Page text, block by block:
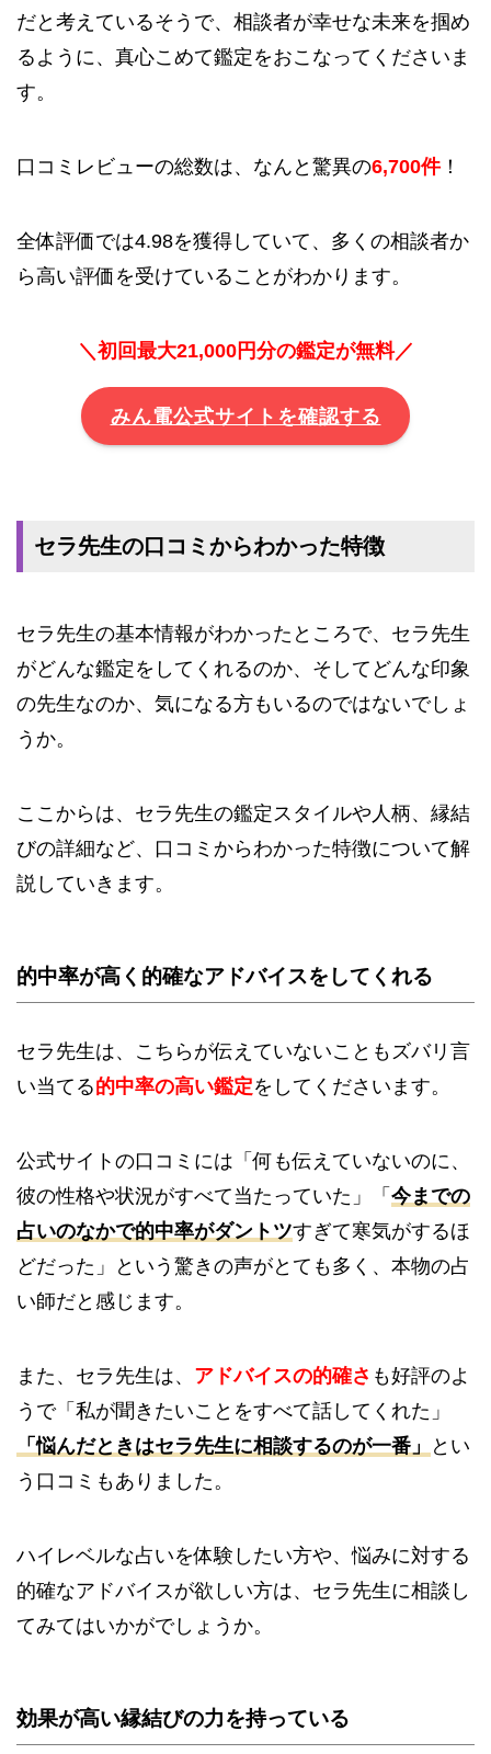
だと考えているそうで、相談者が幸せな未来を掴め
るように、真心こめて鑑定をおこなってくださいま
す。
口コミレビューの総数は、なんと驚異の6,700件！
全体評価では4.98を獲得していて、多くの相談者か
ら高い評価を受けていることがわかります。
＼初回最大21,000円分の鑑定が無料／
みん電公式サイトを確認する
セラ先生の口コミからわかった特徴
セラ先生の基本情報がわかったところで、セラ先生
がどんな鑑定をしてくれるのか、そしてどんな印象
の先生なのか、気になる方もいるのではないでしょ
うか。
ここからは、セラ先生の鑑定スタイルや人柄、縁結
びの詳細など、口コミからわかった特徴について解
説していきます。
的中率が高く的確なアドバイスをしてくれる
セラ先生は、こちらが伝えていないこともズバリ言
い当てる的中率の高い鑑定をしてくださいます。
公式サイトの口コミには「何も伝えていないのに、
彼の性格や状況がすべて当たっていた」「 今までの
占いのなかで的中率がダントツすぎて寒気がするほ
どだった」という驚きの声がとても多く、本物の占
い師だと感じます。
また、セラ先生は、 アドバイスの的確さ も好評のよ
うで「私が聞きたいことをすべて話してくれた」
「悩んだときはセラ先生に相談するのが一番」
とい
う口コミもありました。
ハイレベルな占いを体験したい方や、悩みに対する
的確なアドバイスが欲しい方は、セラ先生に相談し
てみてはいかがでしょうか。
効果が高い縁結びの力を持っている